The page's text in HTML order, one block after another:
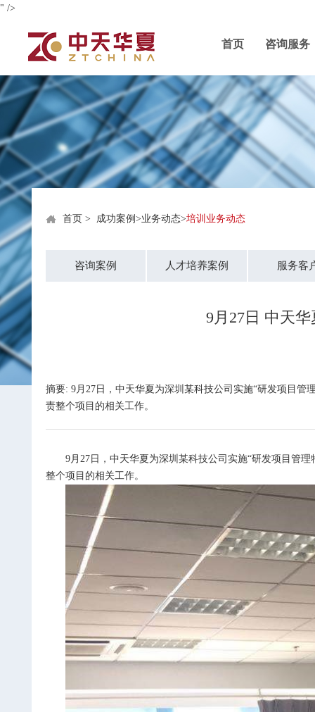
" />
首页 咨询服务
首页 > 成功案例 >业务动态>培训业务动态
咨询案例 人才培养案例 服务客
9月27日 中天
摘要: 9月27日，中天华夏为深圳某科技公司实施“研发项目
责整个项目的相关工作。
9月27日，中天华夏为深圳某科技公司实施“研发项目管
整个项目的相关工作。